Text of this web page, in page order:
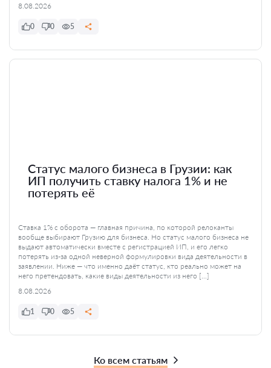
8.08.2026
0 0 5
Статус малого бизнеса в Грузии: как
ИП получить ставку налога 1% и не
потерять её
Ставка 1% с оборота — главная причина, по которой релоканты
вообще выбирают Грузию для бизнеса. Но статус малого бизнеса не
выдают автоматически вместе с регистрацией ИП, и его легко
потерять из-за одной неверной формулировки вида деятельности в
заявлении. Ниже — что именно даёт статус, кто реально может на
него претендовать, какие виды деятельности из него […]
8.08.2026
1 0 5
Ко всем статьям